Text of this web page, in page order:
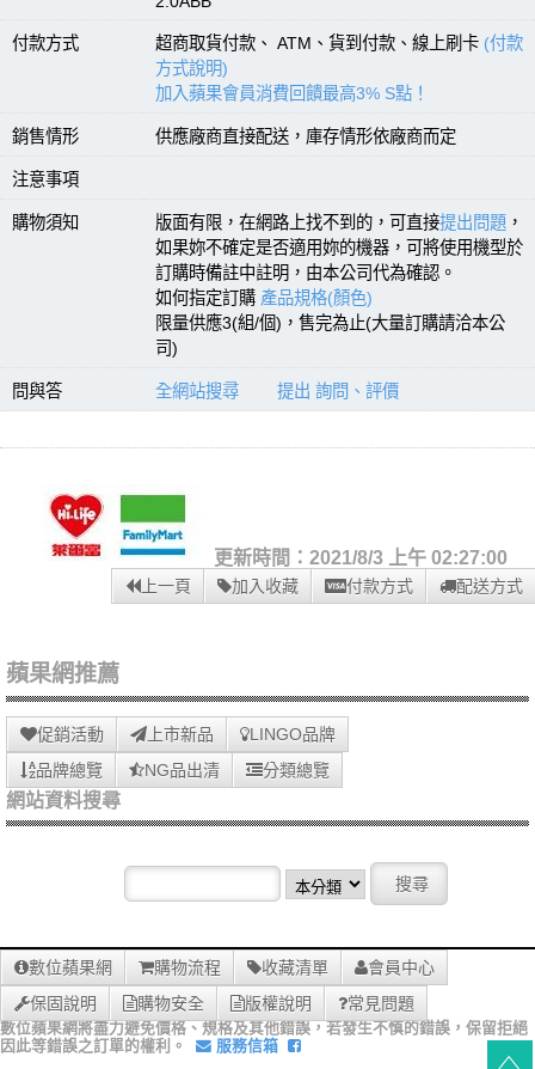
付款方式 超商取貨付款、 ATM、貨到付款、線上刷卡 (付款
方式說明)
加入蘋果會員消費回饋最高3% S點！
銷售情形 供應廠商直接配送，庫存情形依廠商而定
注意事項
購物須知 版面有限，在網路上找不到的，可直接提出問題 ，
如果妳不確定是否適用妳的機器，可將使用機型於
訂購時備註中註明，由本公司代為確認。
如何指定訂購 產品規格(顏色)
限量供應3(組/個)，售完為止(大量訂購請洽本公
司)
問與答 全網站搜尋 提出 詢問、評價
更新時間：2021/8/3 上午 02:27:00
上一頁 加入收藏 付款方式 配送方式
蘋果網推薦
促銷活動 上市新品
LINGO品牌
品牌總覽
NG品出清 分類總覽
網站資料搜尋
數位蘋果網 購物流程 收藏清單
會員中心
保固說明
購物安全 版權說明 常見問題
數位蘋果網將盡力避免價格、規格及其他錯誤，若發生不慎的錯誤，保留拒絕
因此等錯誤之訂單的權利。
服務信箱